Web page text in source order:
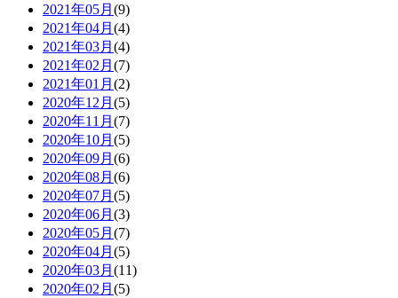
2021年05月 (9)
2021年04月 (4)
2021年03月 (4)
2021年02月 (7)
2021年01月 (2)
2020年12月 (5)
2020年11月 (7)
2020年10月 (5)
2020年09月 (6)
2020年08月 (6)
2020年07月 (5)
2020年06月 (3)
2020年05月 (7)
2020年04月 (5)
2020年03月 (11)
2020年02月 (5)